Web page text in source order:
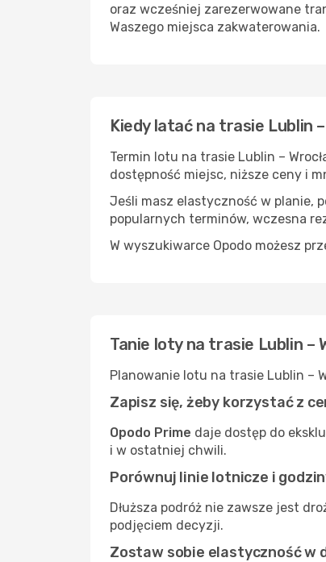
oraz wcześniej zarezerwowane
Waszego miejsca zakwaterowania.
Kiedy latać na trasie Lublin –
Termin lotu na trasie Lublin –
dostępność miejsc, niższe ceny i
Jeśli masz elastyczność w planie,
popularnych terminów, wczesna
W wyszukiwarce Opodo możesz
Tanie loty na trasie Lublin –
Planowanie lotu na trasie Lublin –
Zapisz się, żeby korzystać z
Opodo Prime daje dostęp do
i w ostatniej chwili.
Porównuj linie lotnicze i
Dłuższa podróż nie zawsze jest
podjęciem decyzji.
Zostaw sobie elastyczność w